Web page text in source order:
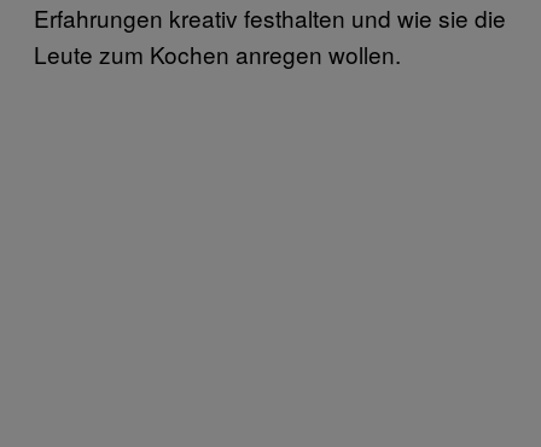
Erfahrungen kreativ festhalten und wie sie die
Leute zum Kochen anregen wollen.